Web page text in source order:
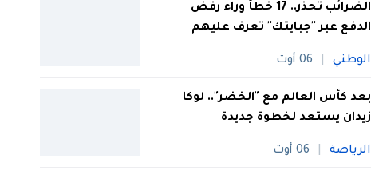
الضرائب تحذر.. 17 خطأ وراء رفض
الدفع عبر "جبايتك" تعرف عليهم
الوطني 06 أوت
بعد كأس العالم مع "الخضر".. لوكا
زيدان يستعد لخطوة جديدة
الرياضة 06 أوت